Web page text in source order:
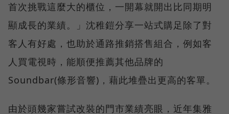
首次挑戰這麼大的櫃位，一開幕就開出比同期明
顯成長的業績。」沈稚鎧分享一站式購足除了對
客人有好處，也助於通路推銷搭售組合，例如客
人買電視時，能順便推薦其他品牌的
Soundbar(條形音響)，藉此堆疊出更高的客單。
由於頭幾家嘗試改裝的門市業績亮眼，近年集雅